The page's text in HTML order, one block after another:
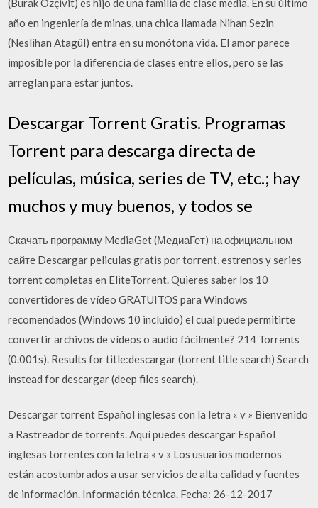
(Burak Özçivit) es hijo de una familia de clase media. En su último
año en ingeniería de minas, una chica llamada Nihan Sezin
(Neslihan Atagül) entra en su monótona vida. El amor parece
imposible por la diferencia de clases entre ellos, pero se las
arreglan para estar juntos.
Descargar Torrent Gratis. Programas
Torrent para descarga directa de
películas, música, series de TV, etc.; hay
muchos y muy buenos, y todos se
Скачать программу MediaGet (МедиаГет) на официальном
сайте Descargar peliculas gratis por torrent, estrenos y series
torrent completas en EliteTorrent. Quieres saber los 10
convertidores de vídeo GRATUITOS para Windows
recomendados (Windows 10 incluido) el cual puede permitirte
convertir archivos de vídeos o audio fácilmente? 214 Torrents
(0.001s). Results for title:descargar (torrent title search) Search
instead for descargar (deep files search).
Descargar torrent Español inglesas con la letra « v » Bienvenido
a Rastreador de torrents. Aquí puedes descargar Español
inglesas torrentes con la letra « v » Los usuarios modernos
están acostumbrados a usar servicios de alta calidad y fuentes
de información. Información técnica. Fecha: 26-12-2017